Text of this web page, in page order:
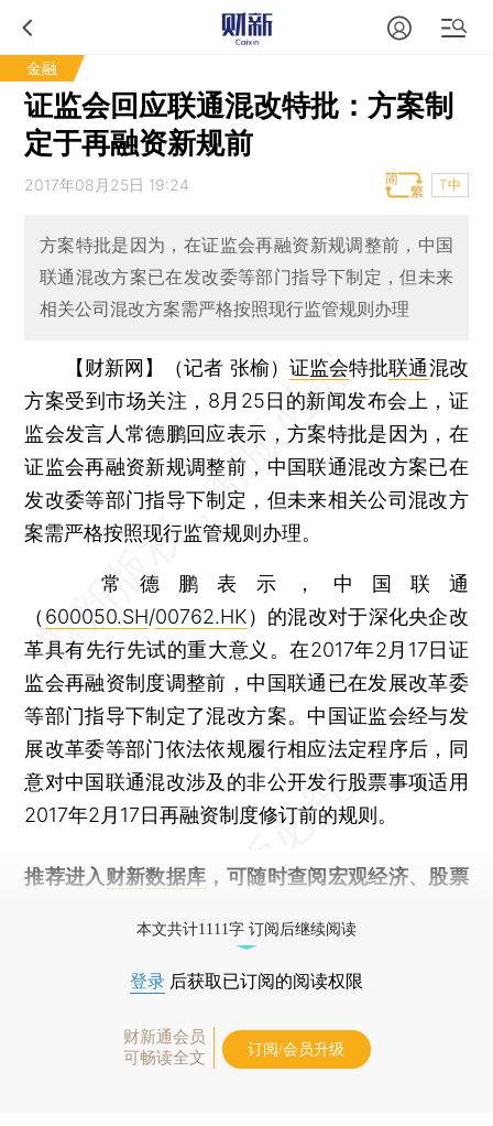
金融
证监会回应联通混改特批：方案制
定于再融资新规前
2017年08月25日 19:24 T中
方案特批是因为，在证监会再融资新规调整前，中国
联通混改方案已在发改委等部门指导下制定，但未来
相关公司混改方案需严格按照现行监管规则办理
【财新网】（记者 张榆） 证监会特批联通混改
方案受到市场关注，8月25日的新闻发布会上，证
监会发言人常德鹏回应表示，方案特批是因为，在
证监会再融资新规调整前，中国联通混改方案已在
发改委等部门指导下制定，但未来相关公司混改方
案需严格按照现行监管规则办理。
常德鹏表示，中国联通
（ 600050.SH/00762.HK）的混改对于深化央企改
革具有先行先试的重大意义。在2017年2月17日证
监会再融资制度调整前，中国联通已在发展改革委
等部门指导下制定了混改方案。中国证监会经与发
展改革委等部门依法依规履行相应法定程序后，同
意对中国联通混改涉及的非公开发行股票事项适用
2017年2月17日再融资制度修订前的规则。
推荐进入 财新数据库 ，可随时查阅宏观经济、股票
本文共计1111字 订阅后继续阅读
登录 后获取已订阅的阅读权限
财新通会员
可畅读全文
订阅/会员升级